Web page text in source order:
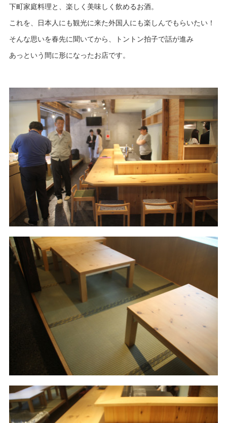
下町家庭料理と、楽しく美味しく飲めるお酒。
これを、日本人にも観光に来た外国人にも楽しんでもらいたい！
そんな思いを春先に聞いてから、トントン拍子で話が進み
あっという間に形になったお店です。